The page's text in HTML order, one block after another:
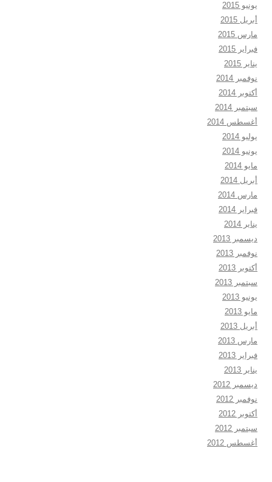
يونيو 2015
أبريل 2015
مارس 2015
فبراير 2015
يناير 2015
نوفمبر 2014
أكتوبر 2014
سبتمبر 2014
أغسطس 2014
يوليو 2014
يونيو 2014
مايو 2014
أبريل 2014
مارس 2014
فبراير 2014
يناير 2014
ديسمبر 2013
نوفمبر 2013
أكتوبر 2013
سبتمبر 2013
يونيو 2013
مايو 2013
أبريل 2013
مارس 2013
فبراير 2013
يناير 2013
ديسمبر 2012
نوفمبر 2012
أكتوبر 2012
سبتمبر 2012
أغسطس 2012